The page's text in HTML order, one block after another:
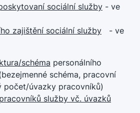
sociální služby - ve
zajištění sociální služby - ve
/schéma personálního
schéma, pracovní
úvazky pracovníků)
pracovníků služby vč. úvazků